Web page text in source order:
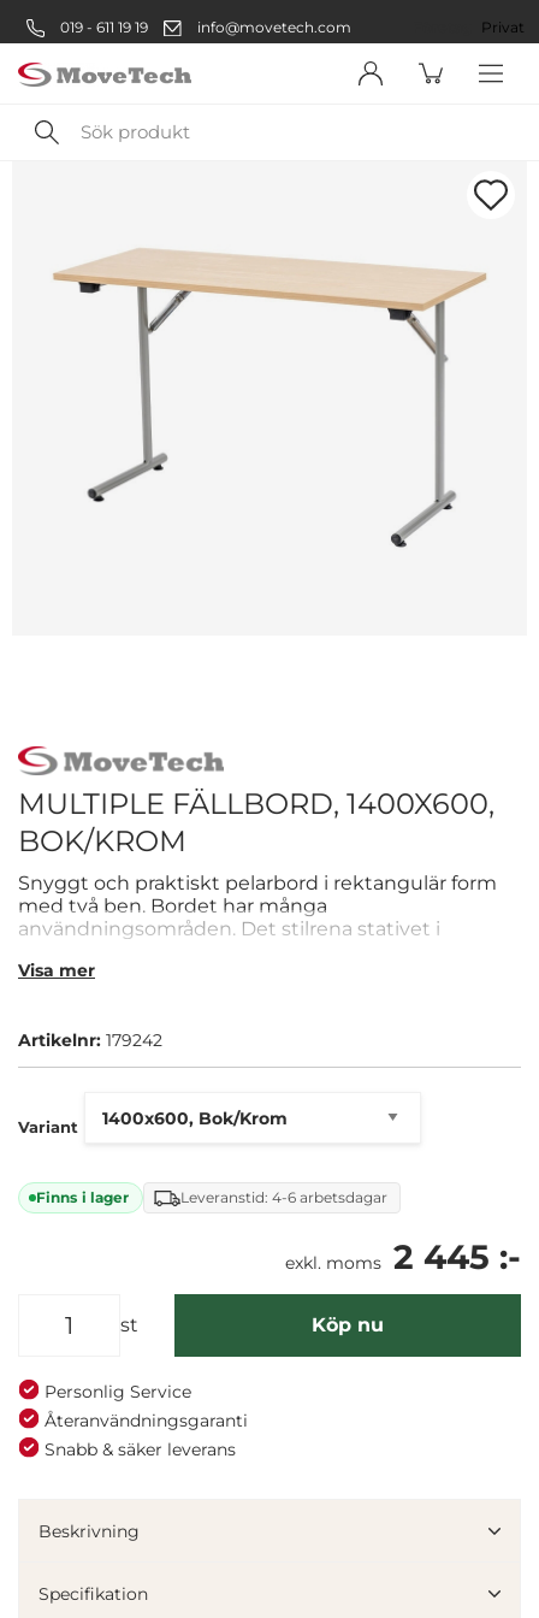
och annonserna till användarna, tillhandahålla funktioner
vidarebefordrar även sådana identifierare och annan
019 - 611 19 19 info@movetech.com Privat
Sök
produkt
MULTIPLE FÄLLBORD, 1400X600,
BOK/KROM
Snyggt och praktiskt pelarbord i rektangulär form
med två ben. Bordet har många
användningsområden. Det stilrena stativet i
50 mm. Det har justerbar fot som gör höjden
direktlaminerad spånskiva. - Rektangulärt -
Justerbar fot - Många användningsområden - 22
Visa mer
Artikelnr: 179242
Variant
Finns i lager Leveranstid: 4-6 arbetsdagar
exkl. moms 2 445 :-
st Köp nu
Personlig Service
Återanvändningsgaranti
Snabb & säker leverans
Beskrivning
Specifikation
handla: